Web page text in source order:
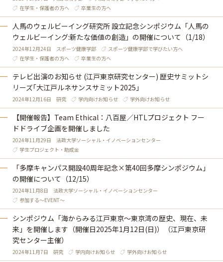
在学生・保護者の方へ
卒業生の方へ
人馬のウェルビーイング研究所 設立記念シンポジウム「人馬の
ウェルビーイング:新たな価値の創造」の開催について（1/18）
2024年12月24日 スポーツ健康学部
スポーツ健康学部で学びたい方へ
在学生・保護者の方へ
卒業生の方へ
テレビ出演のお知らせ (江戸東京研究センター) 歴史サミットシ
リーズ｢大江戸ルネサンスサミット2025｣
2024年12月16日 研究 学内向けお知らせ 学外向けお知らせ
【開催報告】Team Ethical：八百屋／HTLプロジェクト フー
ドドライブ企画を開催しました
2024年11月29日
法政大学ソーシャル・イノベーションセンター
学生プロジェクト・助成金
「多摩キャンパス開設40周年記念×第40回多摩シンポジウム」
の開催について（12/15）
2024年11月8日
法政大学ソーシャル・イノベーションセンター
参加する～EVENT～
シンポジウム「海からみる江戸東京～東京湾の歴史、現在、未
来」を開催します（開催日2025年1月12日(日)）（江戸東京研
究センター主催）
2024年11月7日 研究 学内向けお知らせ 学外向けお知らせ